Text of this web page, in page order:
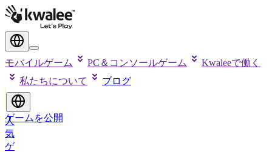
モバイルゲーム PC＆コンソールゲーム
Kwaleeで働く
私たちについて
ブログ
ゲームを公開
人
気
ゲ